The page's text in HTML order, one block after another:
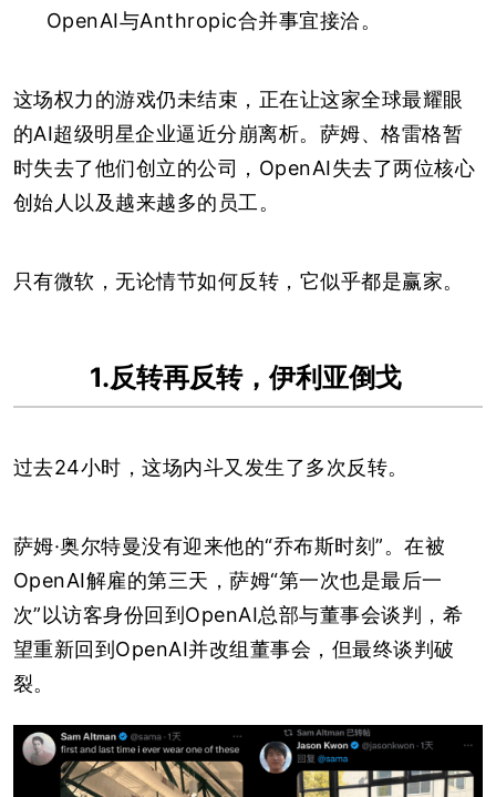
OpenAI与Anthropic合并事宜接洽。
这场权力的游戏仍未结束，正在让这家全球最耀眼
的AI超级明星企业逼近分崩离析。萨姆、格雷格暂
时失去了他们创立的公司，OpenAI失去了两位核心
创始人以及越来越多的员工。
只有微软，无论情节如何反转，它似乎都是赢家。
1.反转再反转，伊利亚倒戈
过去24小时，这场内斗又发生了多次反转。
萨姆·奥尔特曼没有迎来他的“乔布斯时刻”。在被
OpenAI解雇的第三天，萨姆“第一次也是最后一
次”以访客身份回到OpenAI总部与董事会谈判，希
望重新回到OpenAI并改组董事会，但最终谈判破
裂。